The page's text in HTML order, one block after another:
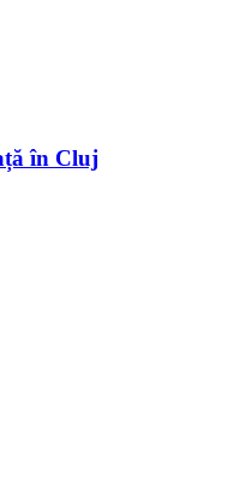
în Cluj